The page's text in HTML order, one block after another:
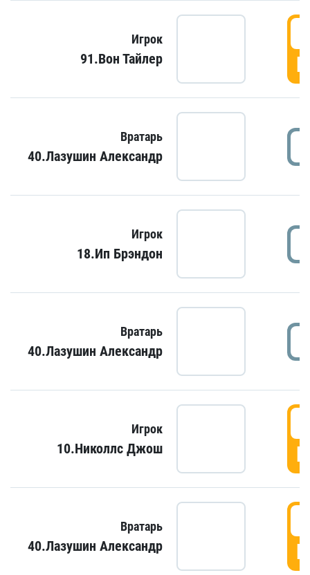
Игрок
91.Вон Тайлер
Вратарь
40.Лазушин Александр
Игрок
18.Ип Брэндон
Вратарь
40.Лазушин Александр
Игрок
10.Николлс Джош
Вратарь
40.Лазушин Александр